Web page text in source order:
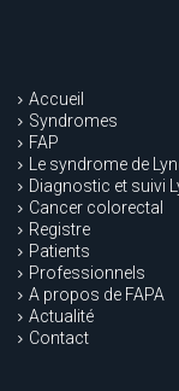
Accueil
Syndromes
FAP
Le syndrome de
Diagnostic et suivi
Cancer colorectal
Registre
Patients
Professionnels
A propos de FAPA
Actualité
Contact